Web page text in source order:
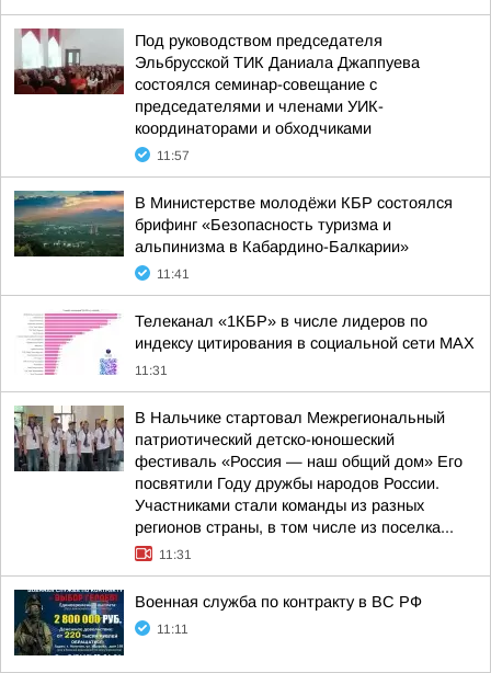
Под руководством председателя
Эльбрусской ТИК Даниала Джаппуева
состоялся семинар-совещание с
председателями и членами УИК-
координаторами и обходчиками
11:57
В Министерстве молодёжи КБР состоялся
брифинг «Безопасность туризма и
альпинизма в Кабардино-Балкарии»
11:41
Телеканал «1КБР» в числе лидеров по
индексу цитирования в социальной сети MAX
11:31
В Нальчике стартовал Межрегиональный
патриотический детско-юношеский
фестиваль «Россия — наш общий дом» Его
посвятили Году дружбы народов России.
Участниками стали команды из разных
регионов страны, в том числе из поселка...
11:31
Военная служба по контракту в ВС РФ
11:11